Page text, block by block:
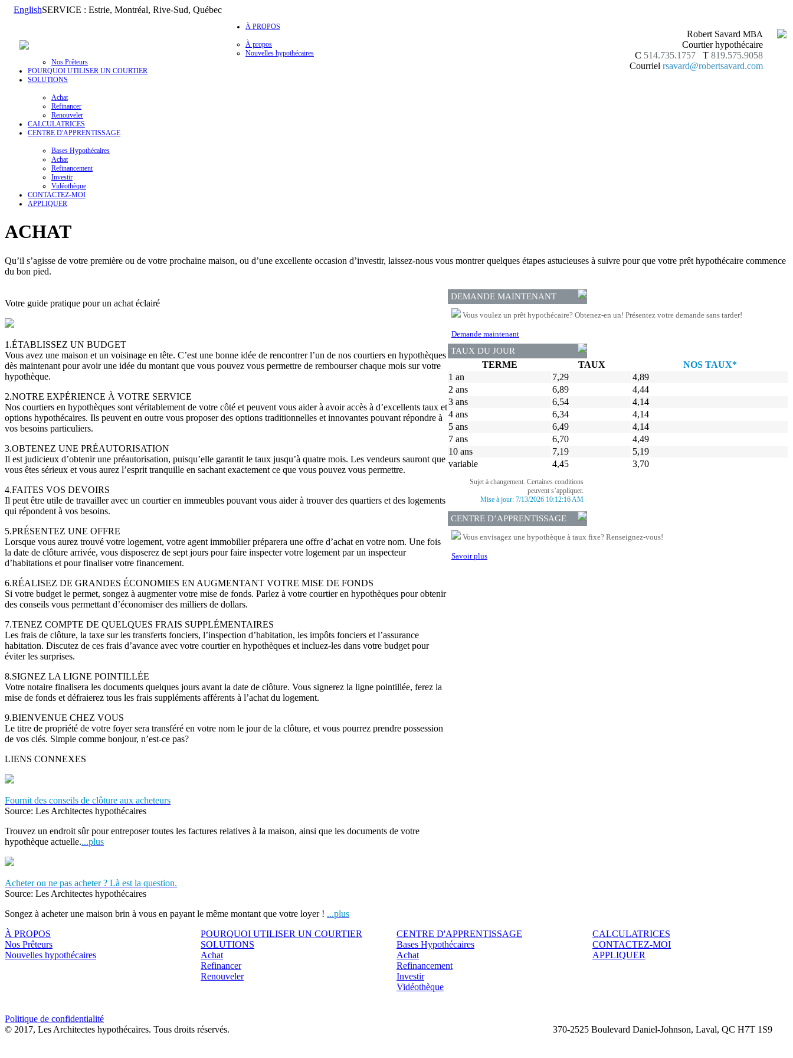
EnglishSERVICE : Estrie, Montréal, Rive-Sud, Québec
Robert Savard MBA
Courtier hypothécaire
C 514.735.1757 T 819.575.9058
Courriel rsavard@robertsavard.com
À PROPOS
À propos
Nouvelles hypothécaires
Nos Prêteurs
POURQUOI UTILISER UN COURTIER
SOLUTIONS
Achat
Refinancer
Renouveler
CALCULATRICES
CENTRE D'APPRENTISSAGE
Bases Hypothécaires
Achat
Refinancement
Investir
Vidéothèque
CONTACTEZ-MOI
APPLIQUER
ACHAT
Qu’il s’agisse de votre première ou de votre prochaine maison, ou d’une excellente occasion d’investir, laissez-nous vous montrer quelques étapes astucieuses à suivre pour que votre prêt hypothécaire commence
du bon pied.
Votre guide pratique pour un achat éclairé
1.ÉTABLISSEZ UN BUDGET
Vous avez une maison et un voisinage en tête. C’est une bonne idée de rencontrer l’un de nos courtiers en hypothèques
dès maintenant pour avoir une idée du montant que vous pouvez vous permettre de rembourser chaque mois sur votre
hypothèque.
2.NOTRE EXPÉRIENCE À VOTRE SERVICE
Nos courtiers en hypothèques sont véritablement de votre côté et peuvent vous aider à avoir accès à d’excellents taux et
options hypothécaires. Ils peuvent en outre vous proposer des options traditionnelles et innovantes pouvant répondre à
vos besoins particuliers.
3.OBTENEZ UNE PRÉAUTORISATION
Il est judicieux d’obtenir une préautorisation, puisqu’elle garantit le taux jusqu’à quatre mois. Les vendeurs sauront que
vous êtes sérieux et vous aurez l’esprit tranquille en sachant exactement ce que vous pouvez vous permettre.
4.FAITES VOS DEVOIRS
Il peut être utile de travailler avec un courtier en immeubles pouvant vous aider à trouver des quartiers et des logements
qui répondent à vos besoins.
5.PRÉSENTEZ UNE OFFRE
Lorsque vous aurez trouvé votre logement, votre agent immobilier préparera une offre d’achat en votre nom. Une fois
la date de clôture arrivée, vous disposerez de sept jours pour faire inspecter votre logement par un inspecteur
d’habitations et pour finaliser votre financement.
6.RÉALISEZ DE GRANDES ÉCONOMIES EN AUGMENTANT VOTRE MISE DE FONDS
Si votre budget le permet, songez à augmenter votre mise de fonds. Parlez à votre courtier en hypothèques pour obtenir
des conseils vous permettant d’économiser des milliers de dollars.
7.TENEZ COMPTE DE QUELQUES FRAIS SUPPLÉMENTAIRES
Les frais de clôture, la taxe sur les transferts fonciers, l’inspection d’habitation, les impôts fonciers et l’assurance
habitation. Discutez de ces frais d’avance avec votre courtier en hypothèques et incluez-les dans votre budget pour
éviter les surprises.
8.SIGNEZ LA LIGNE POINTILLÉE
Votre notaire finalisera les documents quelques jours avant la date de clôture. Vous signerez la ligne pointillée, ferez la
mise de fonds et défraierez tous les frais suppléments afférents à l’achat du logement.
9.BIENVENUE CHEZ VOUS
Le titre de propriété de votre foyer sera transféré en votre nom le jour de la clôture, et vous pourrez prendre possession
de vos clés. Simple comme bonjour, n’est-ce pas?
LIENS CONNEXES
Fournit des conseils de clôture aux acheteurs
Source: Les Architectes hypothécaires
Trouvez un endroit sûr pour entreposer toutes les factures relatives à la maison, ainsi que les documents de votre
hypothèque actuelle....plus
Acheter ou ne pas acheter ? Là est la question.
Source: Les Architectes hypothécaires
Songez à acheter une maison brin à vous en payant le même montant que votre loyer ! ...plus
DEMANDE MAINTENANT
Vous voulez un prêt hypothécaire? Obtenez-en un! Présentez votre demande sans tarder!
Demande maintenant
TAUX DU JOUR
TERME TAUX
NOS TAUX*
1 an
7,29
4,89
2 ans
6,89
4,44
3 ans
6,54
4,14
4 ans
6,34
4,14
5 ans
6,49
4,14
7 ans
6,70
4,49
10 ans
7,19
5,19
variable
4,45 3,70
Sujet à changement. Certaines conditions
peuvent s’appliquer.
Mise à jour: 7/13/2026 10:12:16 AM
CENTRE D’APPRENTISSAGE
Vous envisagez une hypothèque à taux fixe? Renseignez-vous!
Savoir plus
À PROPOS
Nos Prêteurs
Nouvelles hypothécaires
POURQUOI UTILISER UN COURTIER
SOLUTIONS
Achat
Refinancer
Renouveler
CENTRE D'APPRENTISSAGE
Bases Hypothécaires
Achat
Refinancement
Investir
Vidéothèque
CALCULATRICES
CONTACTEZ-MOI
APPLIQUER
Politique de confidentialité
© 2017, Les Architectes hypothécaires. Tous droits réservés.
370-2525 Boulevard Daniel-Johnson, Laval, QC H7T 1S9